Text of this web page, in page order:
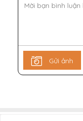
Gửi ảnh